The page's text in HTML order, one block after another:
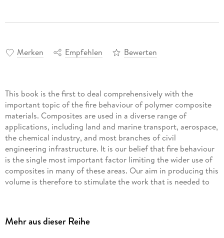
Merken Empfehlen Bewerten
This book is the first to deal comprehensively with the
important topic of the fire behaviour of polymer composite
materials. Composites are used in a diverse range of
applications, including land and marine transport, aerospace,
the chemical industry, and most branches of civil
engineering infrastructure. It is our belief that fire behaviour
is the single most important factor limiting the wider use of
composites in many of these areas. Our aim in producing this
volume is therefore to stimulate the work that is needed to
an authoritative reference source. The book covers all of the
Mehr aus dieser Reihe